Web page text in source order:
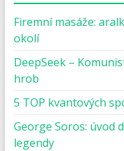
Firemní masáže:
okolí
DeepSeek –
hrob
5 TOP kvantových
George Soros: úvod
legendy